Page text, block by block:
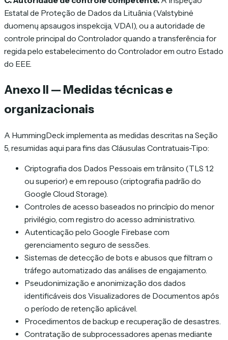
Estatal de Proteção de Dados da Lituânia (Valstybinė
duomenų apsaugos inspekcija, VDAI), ou a autoridade de
controle principal do Controlador quando a transferência for
regida pelo estabelecimento do Controlador em outro Estado
do EEE.
Anexo II — Medidas técnicas e
organizacionais
A HummingDeck implementa as medidas descritas na Seção
5, resumidas aqui para fins das Cláusulas Contratuais-Tipo:
Criptografia dos Dados Pessoais em trânsito (TLS 1.2
ou superior) e em repouso (criptografia padrão do
Google Cloud Storage).
Controles de acesso baseados no princípio do menor
privilégio, com registro do acesso administrativo.
Autenticação pelo Google Firebase com
gerenciamento seguro de sessões.
Sistemas de detecção de bots e abusos que filtram o
tráfego automatizado das análises de engajamento.
Pseudonimização e anonimização dos dados
identificáveis dos Visualizadores de Documentos após
o período de retenção aplicável.
Procedimentos de backup e recuperação de desastres.
Contratação de subprocessadores apenas mediante